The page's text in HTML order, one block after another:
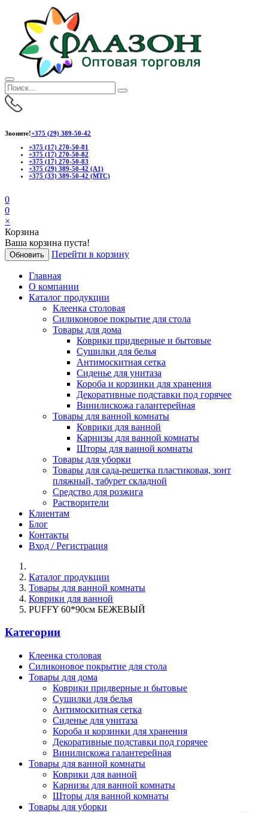
Звоните!+375 (29) 389-50-42
+375 (17) 270-50-81
+375 (17) 270-50-82
+375 (17) 270-50-83
+375 (29) 389-50-42 (А1)
+375 (33) 389-50-42 (МТС)
0
0
×
Корзина
Ваша корзина пуста!
Обновить Перейти в корзину
Главная
О компании
Каталог продукции
Клеенка столовая
Силиконовое покрытие для стола
Товары для дома
Коврики придверные и бытовые
Сушилки для белья
Антимоскитная сетка
Сиденье для унитаза
Короба и корзинки для хранения
Декоративные подставки под горячее
Винилискожа галантерейная
Товары для ванной комнаты
Коврики для ванной
Карнизы для ванной комнаты
Шторы для ванной комнаты
Товары для уборки
Товары для сада-решетка пластиковая, зонт
пляжный, табурет складной
Средство для розжига
Растворители
Клиентам
Блог
Контакты
Вход / Регистрация
Каталог продукции
Товары для ванной комнаты
Коврики для ванной
PUFFY 60*90см БЕЖЕВЫЙ
Категории
Клеенка столовая
Силиконовое покрытие для стола
Товары для дома
Коврики придверные и бытовые
Сушилки для белья
Антимоскитная сетка
Сиденье для унитаза
Короба и корзинки для хранения
Декоративные подставки под горячее
Винилискожа галантерейная
Товары для ванной комнаты
Коврики для ванной
Карнизы для ванной комнаты
Шторы для ванной комнаты
Товары для уборки